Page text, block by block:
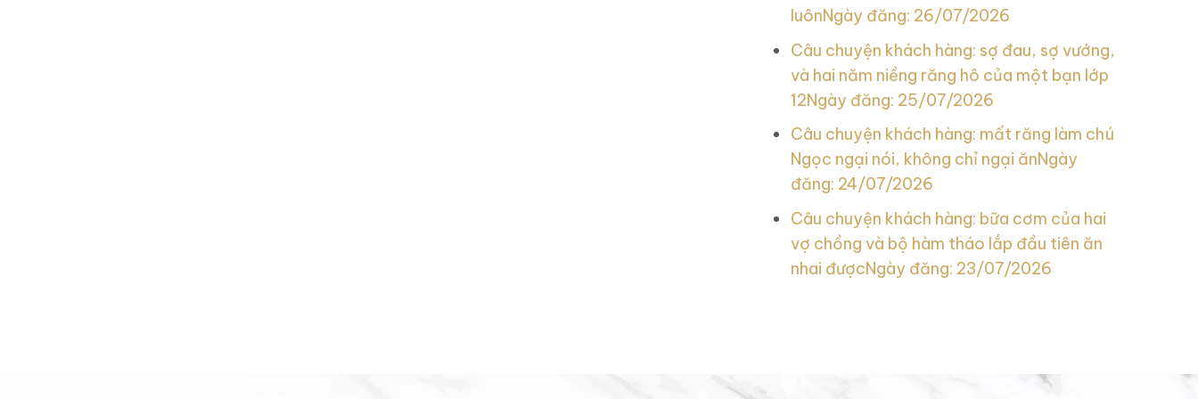
luônNgày đăng: 26/07/2026
Câu chuyện khách hàng: sợ đau, sợ vướng,
và hai năm niềng răng hô của một bạn lớp
12Ngày đăng: 25/07/2026
Câu chuyện khách hàng: mất răng làm chú
Ngọc ngại nói, không chỉ ngại ănNgày
đăng: 24/07/2026
Câu chuyện khách hàng: bữa cơm của hai
vợ chồng và bộ hàm tháo lắp đầu tiên ăn
nhai đượcNgày đăng: 23/07/2026